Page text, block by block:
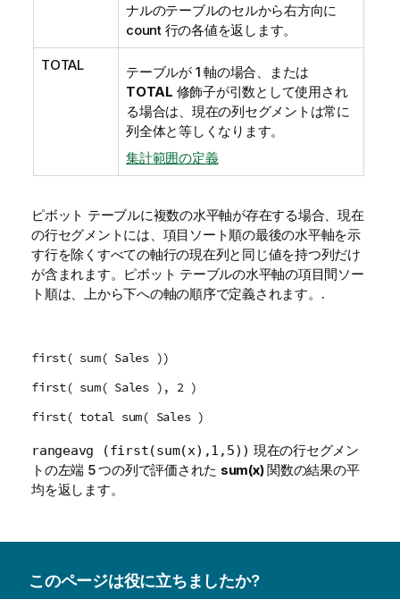
ナルのテーブルのセルから右方向に
count 行の各値を返します。
TOTAL
テーブルが 1 軸の場合、または
TOTAL 修飾子が引数として使用され
る場合は、現在の列セグメントは常に
列全体と等しくなります。
集計範囲の定義
ピボット テーブルに複数の水平軸が存在する場合、現在
の行セグメントには、項目ソート順の最後の水平軸を示
す行を除くすべての軸行の現在列と同じ値を持つ列だけ
が含まれます。ピボット テーブルの水平軸の項目間ソー
ト順は、上から下への軸の順序で定義されます。.
first( sum( Sales ))
first( sum( Sales ), 2 )
first( total sum( Sales )
rangeavg (first(sum(x),1,5)) 現在の行セグメン
トの左端 5 つの列で評価された sum(x)関数の結果の平
均を返します。
このページは役に立ちましたか?